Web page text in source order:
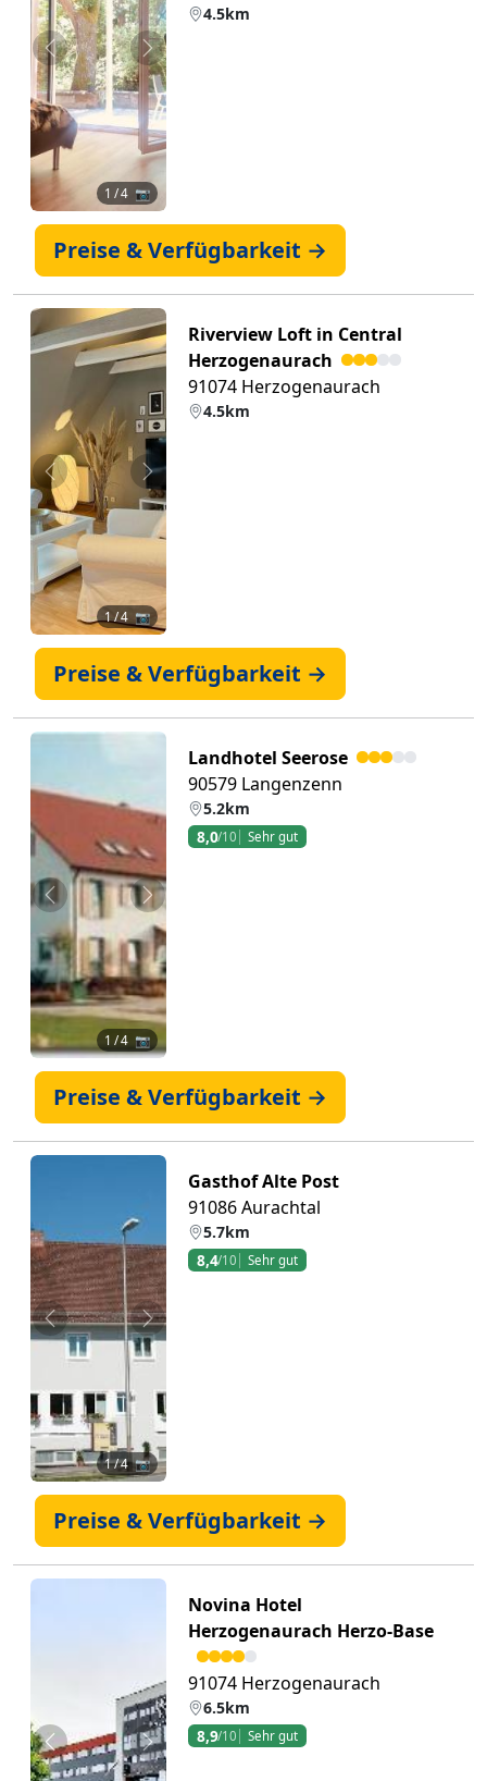
Zurück Weiter
1 / 4 📷
4.5km
Preise & Verfügbarkeit →
Zurück Weiter
1/ 4 📷
Riverview Loft in Central
Herzogenaurach
91074 Herzogenaurach
4.5km
Preise & Verfügbarkeit →
Zurück Weiter
1 / 4 📷
Landhotel Seerose
90579 Langenzenn
5.2km
8,0/10 Sehr gut
Preise & Verfügbarkeit →
Zurück Weiter
1/ 4 📷
Gasthof Alte Post
91086 Aurachtal
5.7km
8,4/10 Sehr gut
Preise & Verfügbarkeit →
Zurück Weiter
Novina Hotel
Herzogenaurach Herzo-Base
91074 Herzogenaurach
6.5km
8,9/10 Sehr gut